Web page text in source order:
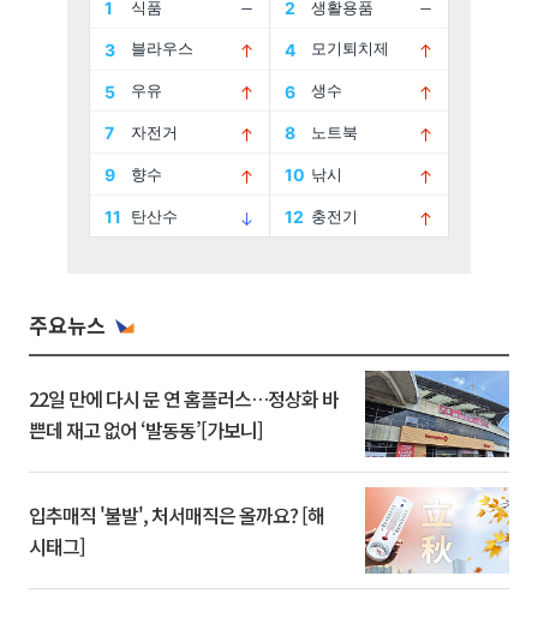
주요뉴스
22일 만에 다시 문 연 홈플러스…정상화 바
쁜데 재고 없어 ‘발동동’[가보니]
입추매직 '불발', 처서매직은 올까요? [해
시태그]